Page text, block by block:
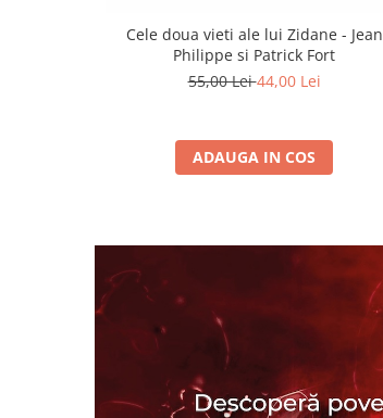
Cele doua vieti ale lui Zidane - Jean
Philippe si Patrick Fort
55,00 Lei44,00 Lei
ADAUGA IN COS